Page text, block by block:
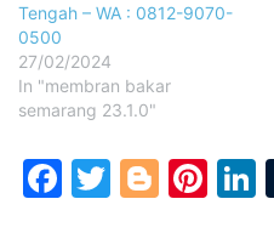
Tengah – WA : 0812-9070-
0500
27/02/2024
In "membran bakar
semarang 23.1.0"
Facebook
Twitter